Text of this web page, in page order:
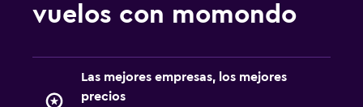
vuelos con momondo
Las mejores empresas, los mejores
precios